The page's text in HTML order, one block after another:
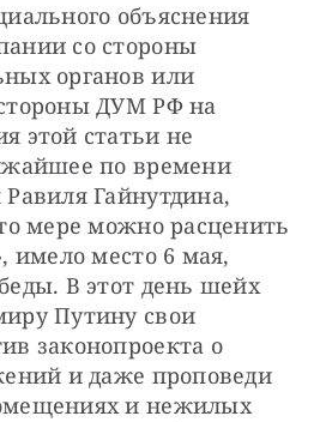
объяснения
со стороны
органов или
ДУМ РФ на
этой статьи не
по времени
Гайнутдина,
мере можно расценить
имело место 6 мая,
В этот день шейх
Путину свои
законопроекта о
и даже проповеди
и нежилых